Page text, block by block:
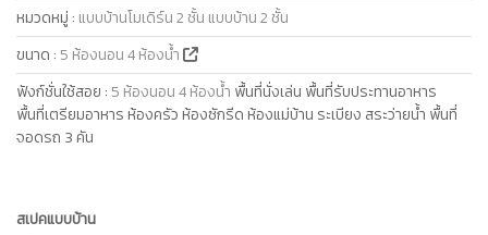
สเปคแบบบ้าน
หมวดหมู่ : แบบบ้านโมเดิร์น 2 ชั้น แบบบ้าน 2 ชั้น
ขนาด : 5 ห้องนอน 4 ห้องน้ำ
ฟังก์ชั่นใช้สอย : 5 ห้องนอน 4 ห้องน้ำ พื้นที่นั่งเล่น พื้นที่รับประทานอาหาร
พื้นที่เตรียมอาหาร ห้องครัว ห้องซักรีด ห้องแม่บ้าน ระเบียง สระว่ายน้ำ พื้นที่
จอดรถ 3 คัน